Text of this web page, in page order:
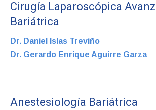
Cirugía Laparoscópica
Bariátrica
Dr. Daniel Islas Treviño
Dr. Gerardo Enrique Aguirre Garza
Anestesiología Bariátrica